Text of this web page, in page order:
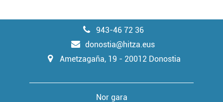
943-46 72 36
donostia@hitza.eus
Ametzagaña, 19 - 20012 Donostia
Nor gara